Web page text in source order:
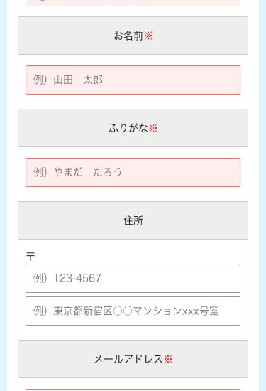
お名前※
ふりがな ※
住所
〒
メールアドレス ※